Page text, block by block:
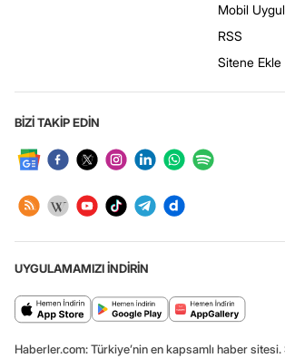
Mobil
RSS
Sitene Ekle
BİZİ TAKİP EDİN
UYGULAMAMIZI İNDİRİN
Haberler.com: Türkiye’nin en kapsamlı haber